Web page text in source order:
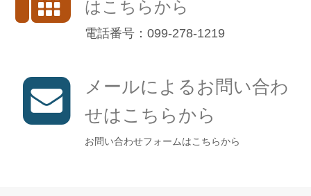
はこちらから
電話番号：099-278-1219
メールによるお問い合わ
せはこちらから
お問い合わせフォームはこちらから